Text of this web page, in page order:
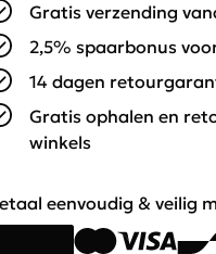
Gratis verzending
2,5% spaarbonus
14 dagen
Gratis ophalen en
winkels
eenvoudig & veilig